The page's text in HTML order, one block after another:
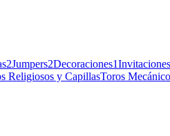
2Jumpers2Decoraciones1Invitaciones
Religiosos y CapillasToros